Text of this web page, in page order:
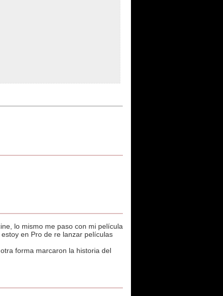
lo mismo me paso con mi película
en Pro de re lanzar películas
forma marcaron la historia del